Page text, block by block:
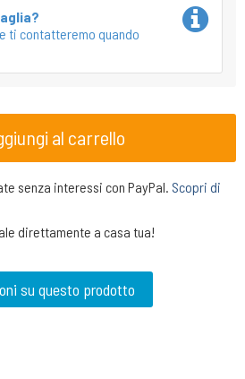
ti contatteremo quando
al carrello
senza interessi con PayPal. Scopri di
direttamente a casa tua!
su questo prodotto